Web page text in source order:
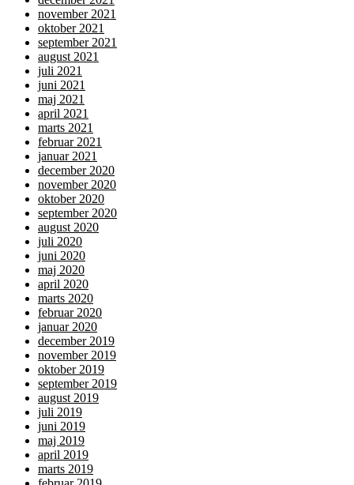
november 2021
oktober 2021
september 2021
august 2021
juli 2021
juni 2021
maj 2021
april 2021
marts 2021
februar 2021
januar 2021
december 2020
november 2020
oktober 2020
september 2020
august 2020
juli 2020
juni 2020
maj 2020
april 2020
marts 2020
februar 2020
januar 2020
december 2019
november 2019
oktober 2019
september 2019
august 2019
juli 2019
juni 2019
maj 2019
april 2019
marts 2019